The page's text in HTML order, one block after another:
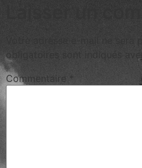
Laisser un
Votre adresse e-mail ne sera
obligatoires sont indiqués
Commentaire *